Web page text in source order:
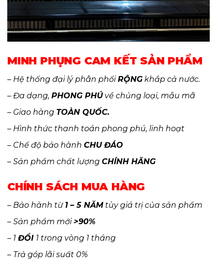
MINH PHỤNG CAM KẾT SẢN PHẨM
– Hệ thống đại lý phân phốiRỘNGkhắp cả nước.
– Đa dạng, PHONG PHÚvề chủng loại, mẫu mã
– Giao hàng TOÀN QUỐC.
– Hình thức thanh toán phong phú, linh hoạt
– Chế độ bảo hành CHU ĐÁO
– Sản phẩm chất lượng CHÍNH HÃNG
CHÍNH SÁCH MUA HÀNG
– Bảo hành từ 1 – 5 NĂMtùy giá trị của sản phẩm
– Sản phẩm mới>90%
– 1 ĐỔI 1 trong vòng 1 tháng
– Trả góp lãi suất 0%